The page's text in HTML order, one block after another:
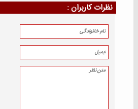
نظرات كاربران :